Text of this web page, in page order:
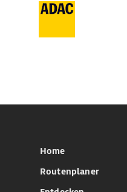
Home
Routenplaner